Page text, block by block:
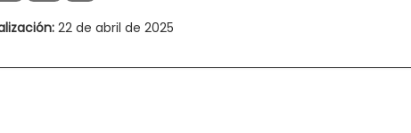
22 de abril de 2025